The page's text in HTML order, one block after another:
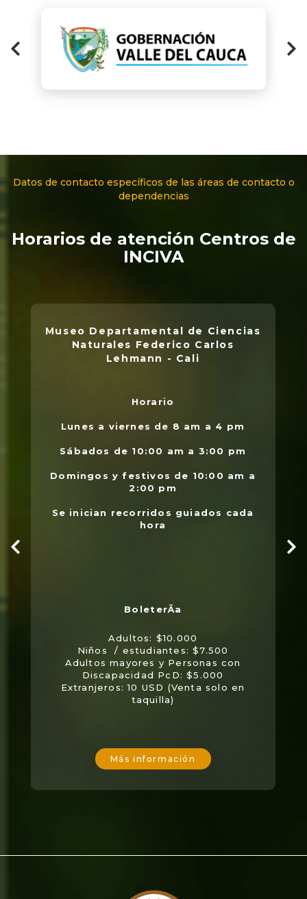
Datos de contacto específicos de las áreas de contacto o
dependencias
Horarios de atención Centros de
INCIVA
Museo Departamental de Ciencias
Naturales Federico Carlos
Lehmann - Cali
Horario
Lunes a viernes de 8 am a 4 pm
Sábados de 10:00 am a 3:00 pm
Domingos y festivos de 10:00 am a
2:00 pm
Se inician recorridos guiados cada
hora
Adultos: $10.000
Niños / estudiantes: $7.500
Adultos mayores y Personas con
Discapacidad PcD: $5.000
Extranjeros: 10 USD (Venta solo en
taquilla)
Más información